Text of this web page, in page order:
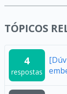
TÓPICOS
4
respostas